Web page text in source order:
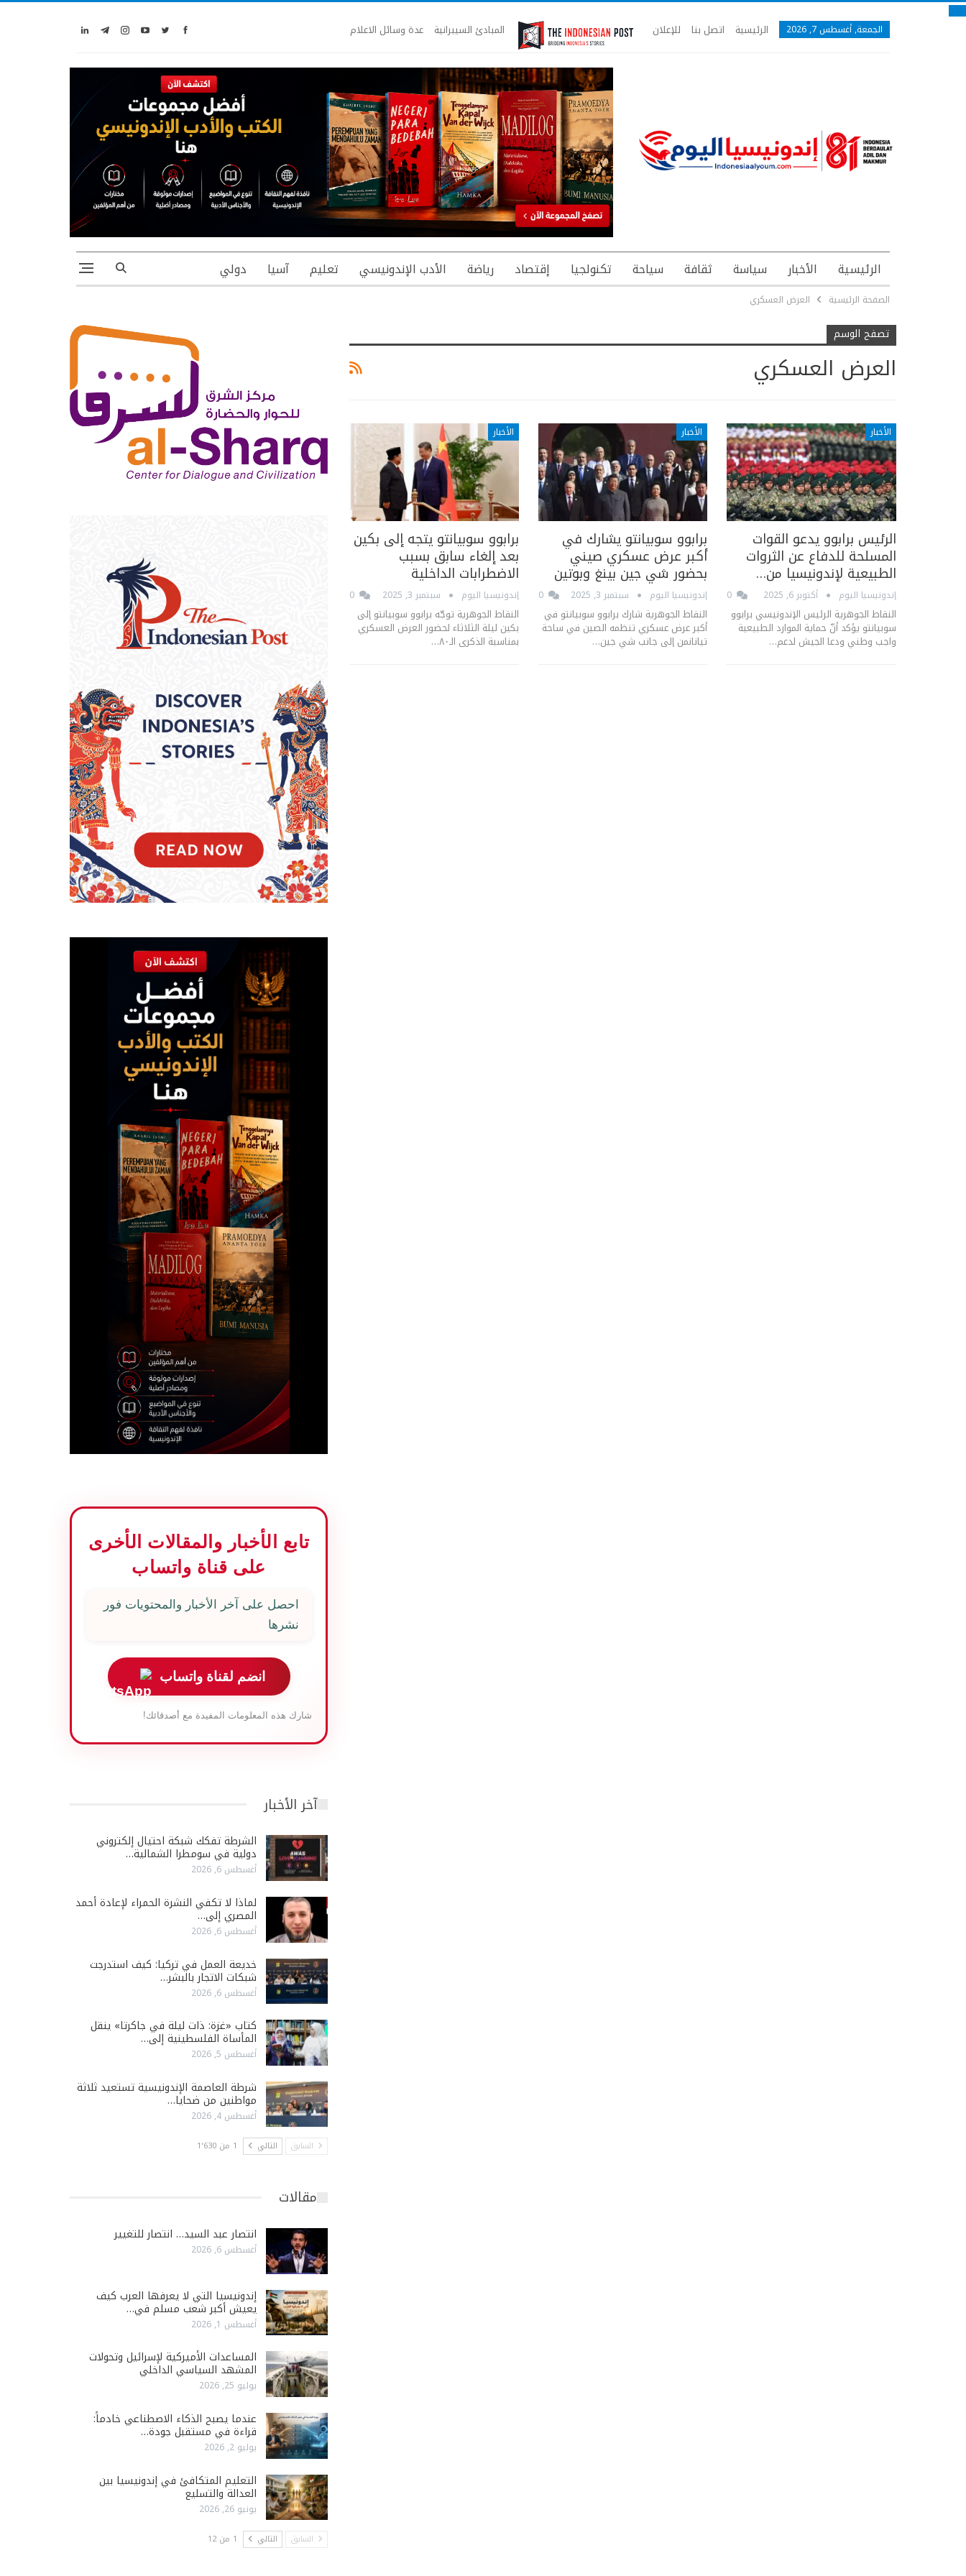
الجمعة, أغسطس 7, 2026 الرئيسية اتصل بنا للإعلان المبادئ السيبرانية عدة وسائل الاعلام
الرئيسية الأخبار سياسة ثقافة سياحة تكنولجيا إقتصاد رياضة الأدب الإندونيسي تعليم آسيا دولي
الصفحة الرئيسية العرض العسكري
تصفح الوسم
العرض العسكري
الأخبار
الرئيس برابوو يدعو القوات
المسلحة للدفاع عن الثروات
الطبيعية لإندونيسيا من…
إندونيسيا اليوم أكتوبر 6, 2025
النقاط الجوهرية الرئيس الإندونيسي برابوو
سوبيانتو يؤكد أنّ حماية الموارد الطبيعية
واجب وطني ودعا الجيش لدعم…
الأخبار
برابوو سوبيانتو يشارك في
أكبر عرض عسكري صيني
بحضور شي جين بينغ وبوتين
إندونيسيا اليوم سبتمبر 3, 2025 0
النقاط الجوهرية شارك برابوو سوبيانتو في
أكبر عرض عسكري تنظمه الصين في ساحة
تيانانمن إلى جانب شي جين…
الأخبار
برابوو سوبيانتو يتجه إلى بكين
بعد إلغاء سابق بسبب
الاضطرابات الداخلية
إندونيسيا اليوم سبتمبر 3, 2025
النقاط الجوهرية توجّه برابوو سوبيانتو إلى
بكين ليلة الثلاثاء لحضور العرض العسكري
بمناسبة الذكرى الـ٨٠…
تابع الأخبار والمقالات الأخرى
على قناة واتساب
احصل على آخر الأخبار والمحتويات فور
نشرها
انضم لقناة واتساب
شارك هذه المعلومات المفيدة مع أصدقائك!
آخر الأخبار
الشرطة تفكك شبكة احتيال إلكتروني
دولية في سومطرا الشمالية…
أغسطس 6, 2026
لماذا لا تكفي النشرة الحمراء لإعادة أحمد
المصري إلى…
أغسطس 6, 2026
خديعة العمل في تركيا: كيف استدرجت
شبكات الاتجار بالبشر…
أغسطس 6, 2026
كتاب «غزة: ذات ليلة في جاكرتا» ينقل
المأساة الفلسطينية إلى…
أغسطس 5, 2026
شرطة العاصمة الإندونيسية تستعيد ثلاثة
مواطنين من ضحايا…
أغسطس 4, 2026
السابق التالي 1 من 1٬630
مقالات
انتصار عبد السيد… انتصار للتغيير
أغسطس 6, 2026
إندونيسيا التي لا يعرفها العرب كيف
يعيش أكبر شعب مسلم في…
أغسطس 1, 2026
المساعدات الأميركية لإسرائيل وتحولات
المشهد السياسي الداخلي
يوليو 25, 2026
عندما يصبح الذكاء الاصطناعي خادماً:
قراءة في مستقبل جودة…
يوليو 2, 2026
التعليم المتكافئ في إندونيسيا بين
العدالة والتسليع
يونيو 26, 2026
السابق التالي 1 من 12